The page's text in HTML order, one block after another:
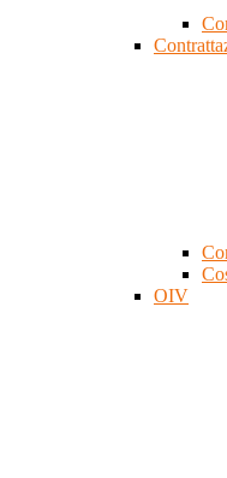
OIV